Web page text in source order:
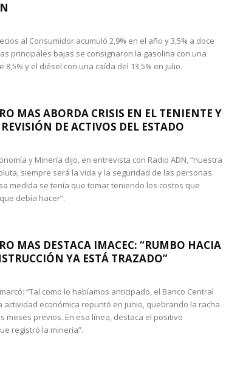
al Consumidor acumuló 2,9% en el año y 3,5% a doce
principales bajas se consignaron la gasolina con una
8,5% y el diésel con una caída del 13,5% en julio.
MAS ABORDA CRISIS EN EL TENIENTE Y
DE ACTIVOS DEL ESTADO
y Minería dijo, en entrevista con Radio ADN, “nuestra
siempre será la vida y la seguridad de las personas.
medida se tenía que tomar teniendo los costos que
debía hacer”.
MAS DESTACA IMACEC: “RUMBO HACIA
YA ESTÁ TRAZADO”
“Tal como lo habíamos anticipado, el Banco Central
actividad económica repuntó en junio, quebrando la racha
meses previos. En esa línea, destaca el positivo
registró la minería”.